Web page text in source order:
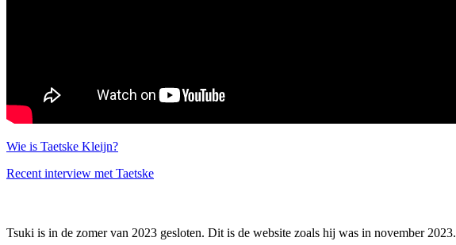
Wie is Taetske Kleijn?
Recent interview met Taetske
Tsuki is in de zomer van 2023 gesloten. Dit is de website zoals hij was in november 2023.